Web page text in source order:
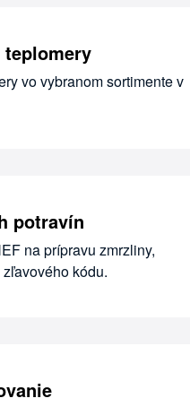
teplomery
vo vybranom sortimente v
potravín
na prípravu zmrzliny,
kódu.